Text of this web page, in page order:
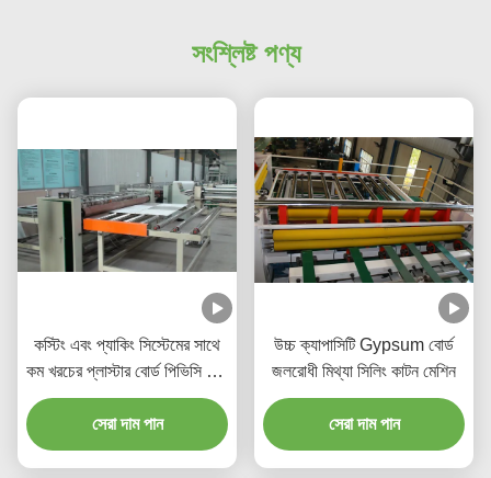
সংশ্লিষ্ট পণ্য
কস্টিং এবং প্যাকিং সিস্টেমের সাথে
কম খরচের প্লাস্টার বোর্ড পিভিসি এবং
পিইটি ল্যামিনেট লাইন
সেরা দাম পান
উচ্চ ক্যাপাসিটি Gypsum বোর্ড
জলরোধী মিথ্যা সিলিং কাটন মেশিন
সেরা দাম পান